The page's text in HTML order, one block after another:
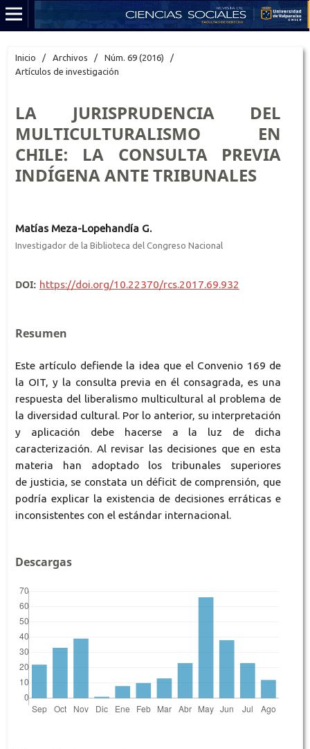
Inicio / Archivos / Núm. 69 (2016)
/
Artículos de investigación
LA JURISPRUDENCIA DEL
MULTICULTURALISMO EN
CHILE: LA CONSULTA PREVIA
INDÍGENA ANTE TRIBUNALES
Matías Meza-Lopehandía G.
Investigador de la Biblioteca del Congreso Nacional
DOI: https://doi.org/10.22370/rcs.2017.69.932
Resumen
Este artículo defiende la idea que el Convenio 169 de
la OIT, y la consulta previa en él consagrada, es una
respuesta del liberalismo multicultural al problema de
la diversidad cultural. Por lo anterior, su interpretación
y aplicación debe hacerse a la luz de dicha
caracterización. Al revisar las decisiones que en esta
materia han adoptado los tribunales superiores
de justicia, se constata un déficit de comprensión, que
podría explicar la existencia de decisiones erráticas e
inconsistentes con el estándar internacional.
Descargas